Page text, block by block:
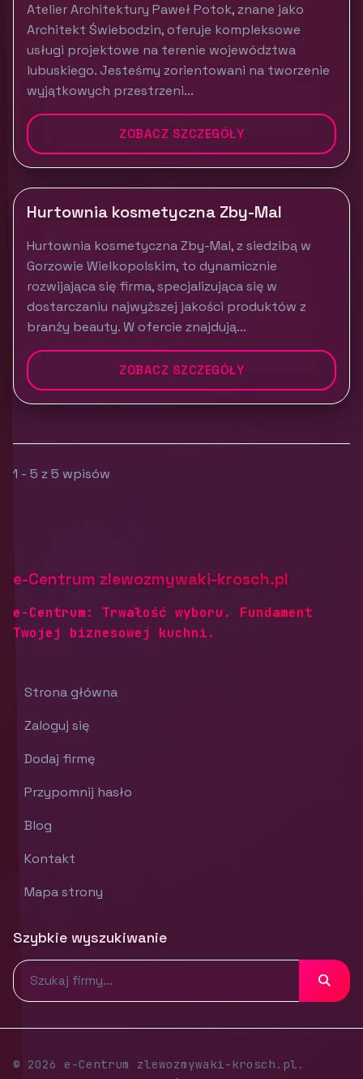
Atelier Architektury Paweł Potok, znane jako
Architekt Świebodzin, oferuje kompleksowe
usługi projektowe na terenie województwa
lubuskiego. Jesteśmy zorientowani na tworzenie
wyjątkowych przestrzeni...
ZOBACZ SZCZEGÓŁY
Hurtownia kosmetyczna Zby-Mal
Hurtownia kosmetyczna Zby-Mal, z siedzibą w
Gorzowie Wielkopolskim, to dynamicznie
rozwijająca się firma, specjalizująca się w
dostarczaniu najwyższej jakości produktów z
branży beauty. W ofercie znajdują...
ZOBACZ SZCZEGÓŁY
1 - 5 z 5 wpisów
e-Centrum zlewozmywaki-krosch.pl
e-Centrum: Trwałość wyboru. Fundament
Twojej biznesowej kuchni.
Strona główna
Zaloguj się
Dodaj firmę
Przypomnij hasło
Blog
Kontakt
Mapa strony
Szybkie wyszukiwanie
© 2026 e-Centrum zlewozmywaki-krosch.pl.